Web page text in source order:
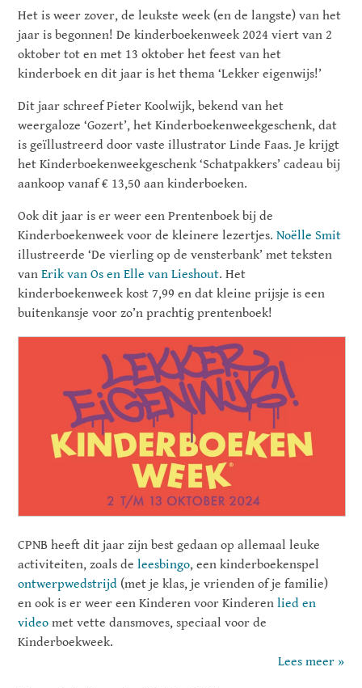
Het is weer zover, de leukste week (en de langste) van het
jaar is begonnen! De kinderboekenweek 2024 viert van 2
oktober tot en met 13 oktober het feest van het
kinderboek en dit jaar is het thema ‘Lekker eigenwijs!’
Dit jaar schreef Pieter Koolwijk, bekend van het
weergaloze ‘Gozert’, het Kinderboekenweekgeschenk, dat
is geïllustreerd door vaste illustrator Linde Faas. Je krijgt
het Kinderboekenweekgeschenk ‘Schatpakkers’ cadeau bij
aankoop vanaf € 13,50 aan kinderboeken.
Ook dit jaar is er weer een Prentenboek bij de
Kinderboekenweek voor de kleinere lezertjes.Noëlle Smit
illustreerde ‘De vierling op de vensterbank’ met teksten
vanErik van Os en Elle van Lieshout. Het
kinderboekenweek kost 7,99 en dat kleine prijsje is een
buitenkansje voor zo’n prachtig prentenboek!
CPNB heeft dit jaar zijn best gedaan op allemaal leuke
activiteiten, zoals deleesbingo, een kinderboekenspel
ontwerpwedstrijd (met je klas, je vrienden of je familie)
en ook is er weer een Kinderen voor Kinderenlied en
video met vette dansmoves, speciaal voor de
Kinderboekweek.
Lees meer »